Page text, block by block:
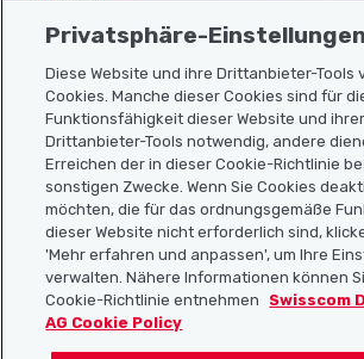
Sitemap
Nützliche Links
Localcities App herunterladen
Privatsphäre-Einstellungen
Diese Website und ihre Drittanbieter-Tools
Cookies. Manche dieser Cookies sind für
Funktionsfähigkeit dieser Website und ihrer
Drittanbieter-Tools notwendig, andere
Erreichen der in dieser Cookie-Richtlinie
sonstigen Zwecke. Wenn Sie Cookies
möchten, die für das ordnungsgemäße
dieser Website nicht erforderlich sind,
'Mehr erfahren und anpassen', um Ihre
verwalten. Nähere Informationen können
Cookie-Richtlinie entnehmen
Swisscom
AG Cookie Policy